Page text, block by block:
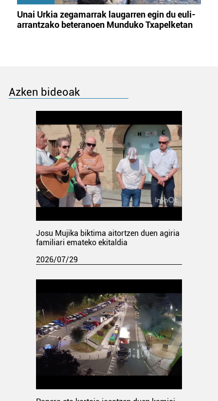
Unai Urkia zegamarrak laugarren egin du euli-
arrantzako beteranoen Munduko Txapelketan
Azken bideoak
Josu Mujika biktima aitortzen duen agiria
familiari emateko ekitaldia
2026/07/29